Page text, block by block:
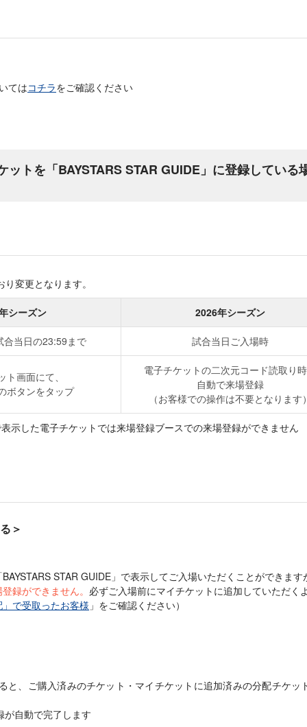
てはコチラをご確認ください
ットを「BAYSTARS STAR GUIDE」に登録している
変更となります。
シーズン 2026年シーズン
合当日の23:59まで 試合当日ご入場時
ト画面にて、
ボタンをタップ
電子チケットの二次元コード読取り
自動で来場登録
（お客様での操作は不要となります）
示した電子チケットでは来場登録ブースでの来場登録ができません
＞
STAR GUIDE」で表示してご入場いただくことができます
録ができません。 必ずご入場前にマイチケットに追加していただく
で受取ったお客様 」をご確認ください）
と、ご購入済みのチケット・マイチケットに追加済みの分配チケッ
が自動で完了します